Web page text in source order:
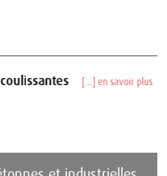
[...] en savoir plus